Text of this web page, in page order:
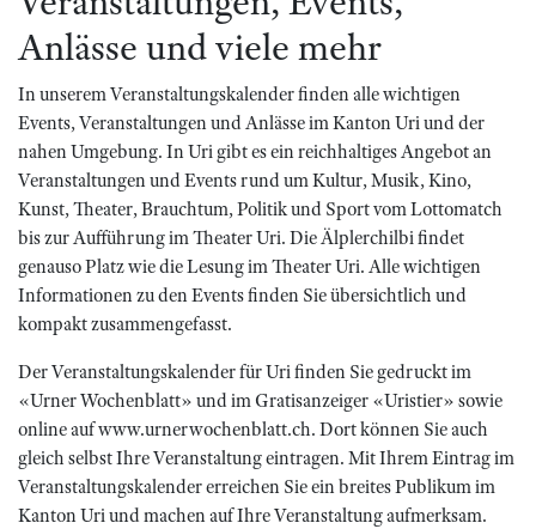
Anlässe und viele mehr
In unserem Veranstaltungskalender finden alle wichtigen
Events, Veranstaltungen und Anlässe im Kanton Uri und der
nahen Umgebung. In Uri gibt es ein reichhaltiges Angebot an
Veranstaltungen und Events rund um Kultur, Musik, Kino,
Kunst, Theater, Brauchtum, Politik und Sport vom Lottomatch
bis zur Aufführung im Theater Uri. Die Älplerchilbi findet
genauso Platz wie die Lesung im Theater Uri. Alle wichtigen
Informationen zu den Events finden Sie übersichtlich und
kompakt zusammengefasst.
Der Veranstaltungskalender für Uri finden Sie gedruckt im
«Urner Wochenblatt» und im Gratisanzeiger «Uristier» sowie
online auf www.urnerwochenblatt.ch. Dort können Sie auch
gleich selbst Ihre Veranstaltung eintragen. Mit Ihrem Eintrag im
Veranstaltungskalender erreichen Sie ein breites Publikum im
Kanton Uri und machen auf Ihre Veranstaltung aufmerksam.